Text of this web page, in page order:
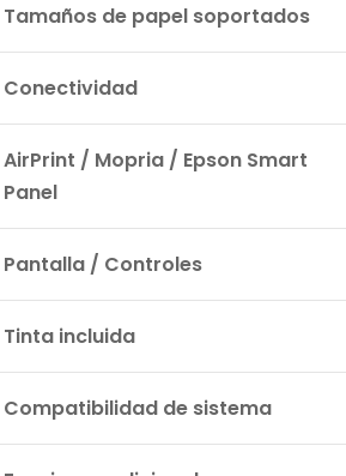
Tamaños de papel soportados
Conectividad
AirPrint / Mopria / Epson Smart
Panel
Pantalla / Controles
Tinta incluida
Compatibilidad de sistema